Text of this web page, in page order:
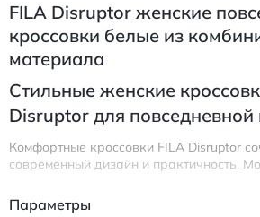
FILA Disruptor женские
кроссовки белые из
материала
Стильные женские
Disruptor для повседневной
Комфортные кроссовки FILA Disruptor
современный дизайн и практичность.
искусственной кожи, что обеспечивает
Параметры